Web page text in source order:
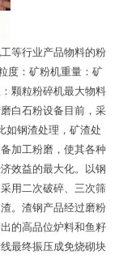
等行业产品物料的粉
度：矿粉机重量：矿
颗粒粉碎机最大物料
白石粉设备目前，采
如钢渣处理，矿渣处
加工粉磨，使其各种
效益的最大化。以钢
用二次破碎、三次筛
。渣钢产品经过磨粉
的高品位炉料和鱼籽
最终振压成免烧砌块